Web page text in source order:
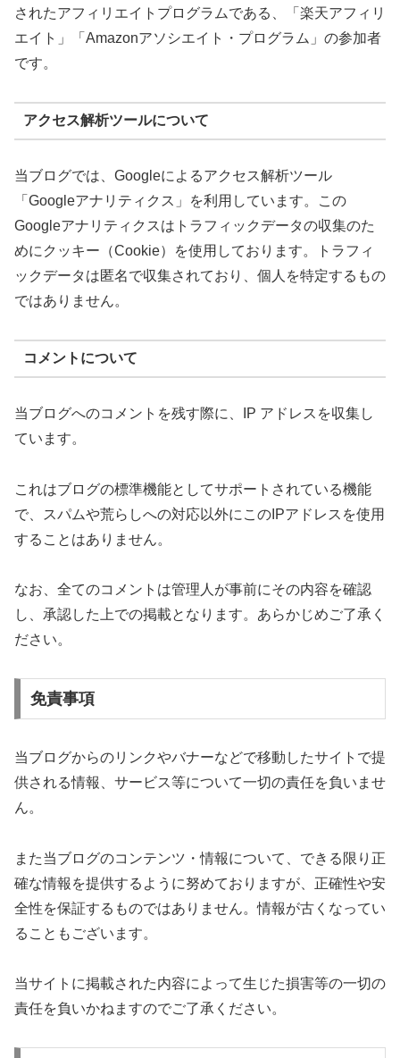
されたアフィリエイトプログラムである、「楽天アフィリ
エイト」「Amazonアソシエイト・プログラム」の参加者
です。
アクセス解析ツールについて
当ブログでは、Googleによるアクセス解析ツール
「Googleアナリティクス」を利用しています。この
Googleアナリティクスはトラフィックデータの収集のた
めにクッキー（Cookie）を使用しております。トラフィ
ックデータは匿名で収集されており、個人を特定するもの
ではありません。
コメントについて
当ブログへのコメントを残す際に、IP アドレスを収集し
ています。
これはブログの標準機能としてサポートされている機能
で、スパムや荒らしへの対応以外にこのIPアドレスを使用
することはありません。
なお、全てのコメントは管理人が事前にその内容を確認
し、承認した上での掲載となります。あらかじめご了承く
ださい。
免責事項
当ブログからのリンクやバナーなどで移動したサイトで提
供される情報、サービス等について一切の責任を負いませ
ん。
また当ブログのコンテンツ・情報について、できる限り正
確な情報を提供するように努めておりますが、正確性や安
全性を保証するものではありません。情報が古くなってい
ることもございます。
当サイトに掲載された内容によって生じた損害等の一切の
責任を負いかねますのでご了承ください。